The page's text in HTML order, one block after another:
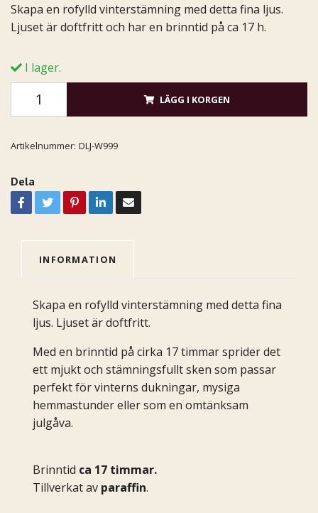
Skapa en rofylld vinterstämning med detta fina ljus.
Ljuset är doftfritt och har en brinntid på ca 17 h.
I lager.
LÄGG I KORGEN
Artikelnummer: DLJ-W999
Dela
INFORMATION
Skapa en rofylld vinterstämning med detta fina
ljus. Ljuset är doftfritt.
Med en brinntid på cirka 17 timmar sprider det
ett mjukt och stämningsfullt sken som passar
perfekt för vinterns dukningar, mysiga
hemmastunder eller som en omtänksam
julgåva.
Brinntid ca 17 timmar.
Tillverkat av paraffin.